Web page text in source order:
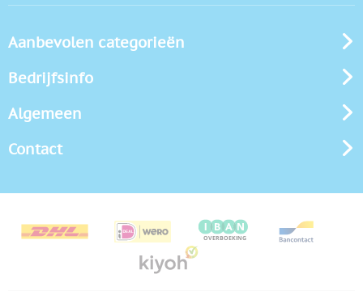
Aanbevolen categorieën
Bedrijfsinfo
Algemeen
Contact